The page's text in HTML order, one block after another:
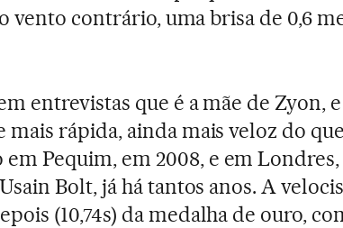
vento contrário, uma brisa de 0,6
entrevistas que é a mãe de Zyon,
rápida, ainda mais veloz do que
Pequim, em 2008, e em
Bolt, já há tantos anos. A
(10,74s) da medalha de ouro,